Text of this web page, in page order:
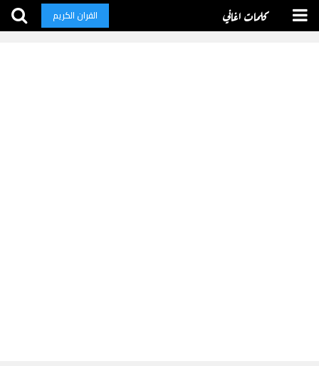
كلمات اغاني القران الكريم